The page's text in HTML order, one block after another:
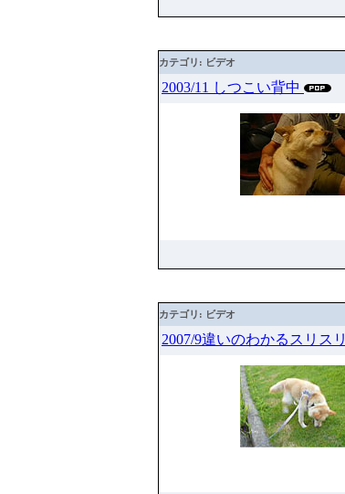
カテゴリ: ビデオ
2003/11 しつこい背中
カテゴリ: ビデオ
2007/9違いのわかるスリスリ